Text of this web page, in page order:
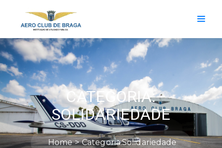
CATEGORIA:
SOLIDARIEDADE
Home Categoria:Solidariedade